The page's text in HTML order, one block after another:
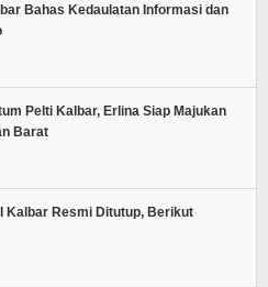
Bahas Kedaulatan Informasi dan
Pelti Kalbar, Erlina Siap Majukan
Barat
Kalbar Resmi Ditutup, Berikut